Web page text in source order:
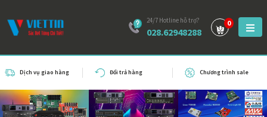
24/7 Hotline hỗ trợ?
028.62948288
0
Dịch vụ giao hàng Đổi trả hàng Chương trình sale